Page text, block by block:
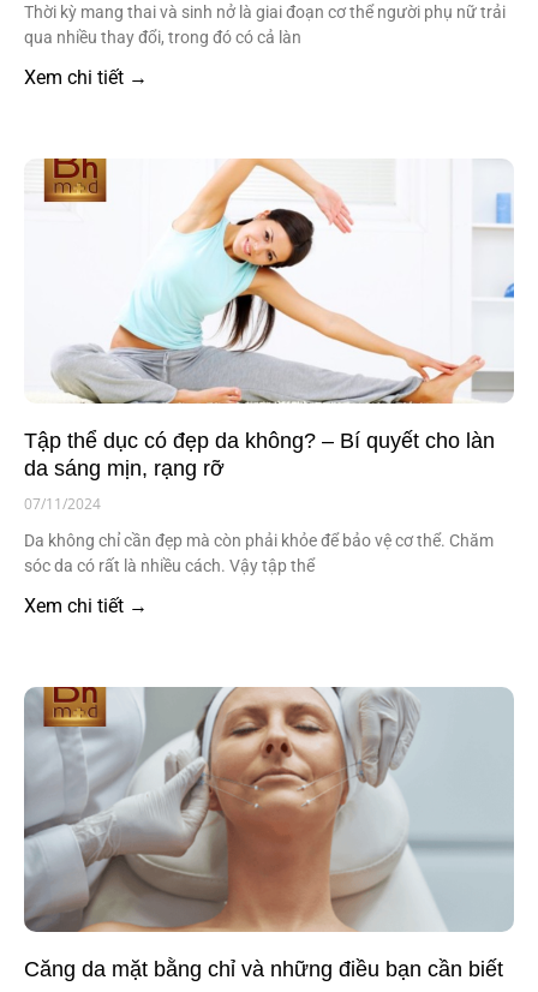
Thời kỳ mang thai và sinh nở là giai đoạn cơ thể người phụ nữ trải
qua nhiều thay đổi, trong đó có cả làn
Xem chi tiết →
Tập thể dục có đẹp da không? – Bí quyết cho làn
da sáng mịn, rạng rỡ
07/11/2024
Da không chỉ cần đẹp mà còn phải khỏe để bảo vệ cơ thể. Chăm
sóc da có rất là nhiều cách. Vậy tập thể
Xem chi tiết →
Căng da mặt bằng chỉ và những điều bạn cần biết